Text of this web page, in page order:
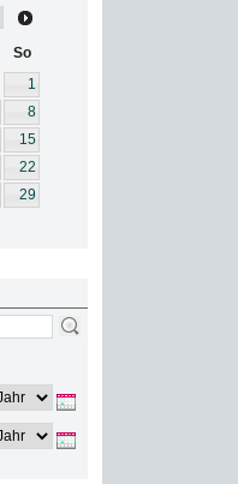
So
1
8
15
22
29